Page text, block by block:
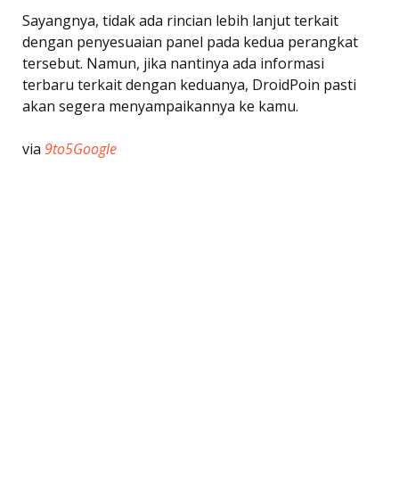
Sayangnya, tidak ada rincian lebih lanjut terkait
dengan penyesuaian panel pada kedua perangkat
tersebut. Namun, jika nantinya ada informasi
terbaru terkait dengan keduanya, DroidPoin pasti
akan segera menyampaikannya ke kamu.
via 9to5Google